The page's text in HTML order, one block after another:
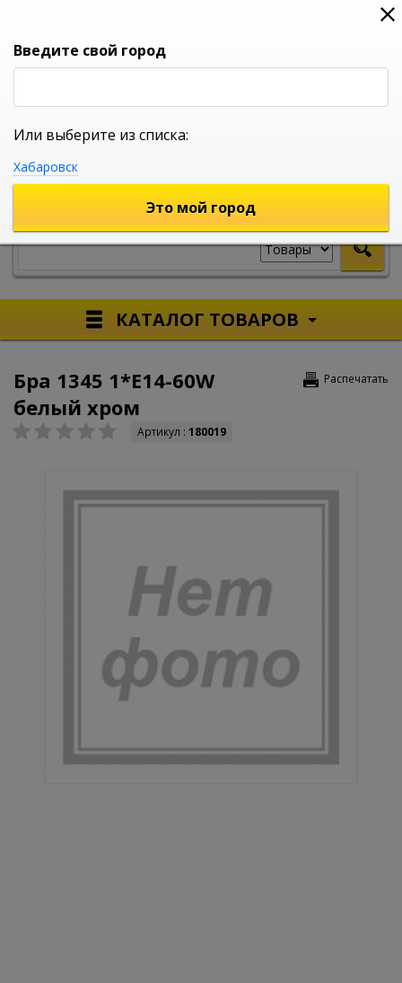
0
УНИВЕРСАЛЬНЫЙ ИНТЕРНЕТ МАГАЗИН
КАТАЛОГ ТОВАРОВ
Распечатать
Бра 1345 1*E14-60W
белый хром
Артикул : 180019
Введите свой город
Или выберите из списка:
Хабаровск
Это мой город